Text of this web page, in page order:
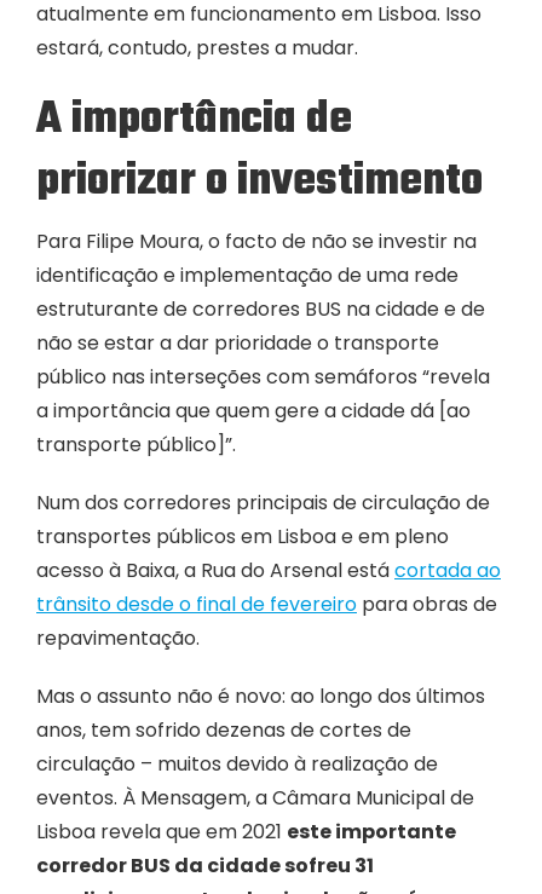
atualmente em funcionamento em Lisboa. Isso
estará, contudo, prestes a mudar.
A importância de
priorizar o investimento
Para Filipe Moura, o facto de não se investir na
identificação e implementação de uma rede
estruturante de corredores BUS na cidade e de
não se estar a dar prioridade o transporte
público nas interseções com semáforos “revela
a importância que quem gere a cidade dá [ao
transporte público]”.
Num dos corredores principais de circulação de
transportes públicos em Lisboa e em pleno
acesso à Baixa, a Rua do Arsenal estácortada ao
trânsito desde o final de fevereiro para obras de
repavimentação.
Mas o assunto não é novo: ao longo dos últimos
anos, tem sofrido dezenas de cortes de
circulação – muitos devido à realização de
eventos. À Mensagem, a Câmara Municipal de
Lisboa revela que em 2021 este importante
corredor BUS da cidade sofreu 31